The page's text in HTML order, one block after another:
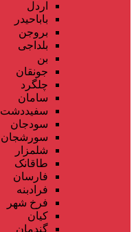
اردل
باباحیدر
بروجن
بلداجی
بن
جونقان
چلگرد
سامان
سفیددشت
سودجان
سورشجان
شلمزار
طاقانک
فارسان
فرادبنه
فرخ شهر
کیان
گندمان